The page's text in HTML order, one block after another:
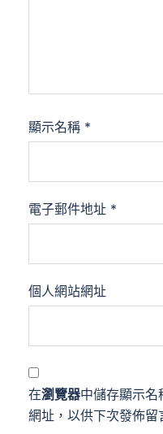
顯示名稱 *
電子郵件地址 *
個人網站網址
在瀏覽器中儲存顯示
網址，以供下次發佈留